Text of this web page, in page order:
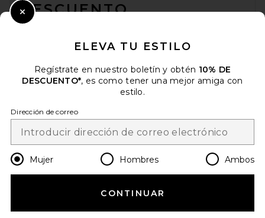
DESCUENTO
electrónico. Puede retirarse en cualquier momento.
Email Address
Change Country Regions
es USD
¡AYÚDANOS A MEJORAR!
ELEVA TU ESTILO
Regístrate en nuestro boletín y obtén 10% DE
DESCUENTO*, es como tener una mejor amiga con
estilo.
Dirección de correo
Mujer Hombres Ambos
CONTINUAR
Close Modal